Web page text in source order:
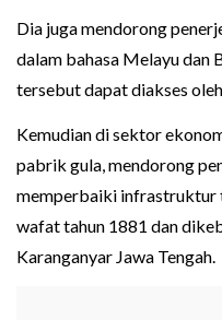
Dia juga mendorong
dalam bahasa Melayu dan
tersebut dapat diakses
Kemudian di sektor
pabrik gula, mendorong
memperbaiki infrastruktur
wafat tahun 1881 dan
Karanganyar Jawa Tengah.